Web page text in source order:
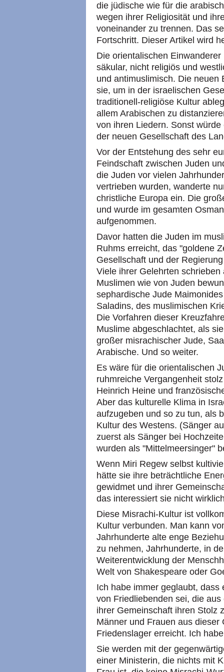
die jüdische wie für die
wegen ihrer Religiosität und
voneinander zu trennen. Das
Fortschritt. Dieser Artikel wird
Die orientalischen
säkular, nicht religiös und
und antimuslimisch. Die neuen
sie, um in der israelischen
traditionell-religiöse Kultur
allem Arabischen zu
von ihren Liedern. Sonst
der neuen Gesellschaft des
Vor der Entstehung des sehr
Feindschaft zwischen Juden
die Juden vor vielen
vertrieben wurden, wanderte
christliche Europa ein. Die
und wurde im gesamten
aufgenommen.
Davor hatten die Juden im
Ruhms erreicht, das "goldene
Gesellschaft und der
Viele ihrer Gelehrten
Muslimen wie von Juden
sephardische Jude
Saladins, des muslimischen
Die Vorfahren dieser
Muslime abgeschlachtet, als
großer misrachischer Jude,
Arabische. Und so weiter.
Es wäre für die orientalischen
ruhmreiche Vergangenheit
Heinrich Heine und
Aber das kulturelle Klima in
aufzugeben und so zu tun, als
Kultur des Westens. (Sänger
zuerst als Sänger bei
wurden als "Mittelmeersinger"
Wenn Miri Regew selbst
hätte sie ihre beträchtliche
gewidmet und ihrer
das interessiert sie nicht
Diese Misrachi-Kultur ist
Kultur verbunden. Man kann
Jahrhunderte alte enge
zu nehmen, Jahrhunderte, in
Weiterentwicklung der
Welt von Shakespeare oder
Ich habe immer geglaubt,
von Friedliebenden sei, die
ihrer Gemeinschaft ihren Stolz
Männer und Frauen aus
Friedenslager erreicht. Ich
Sie werden mit der
einer Ministerin, die nichts mit